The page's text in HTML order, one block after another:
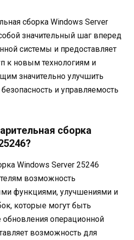
сборка Windows Server
значительный шаг вперед
системы и предоставляет
к новым технологиям и
значительно улучшить
и управляемость
сборка
Windows Server 25246
возможность
функциями, улучшениями и
которые могут быть
операционной
возможность для